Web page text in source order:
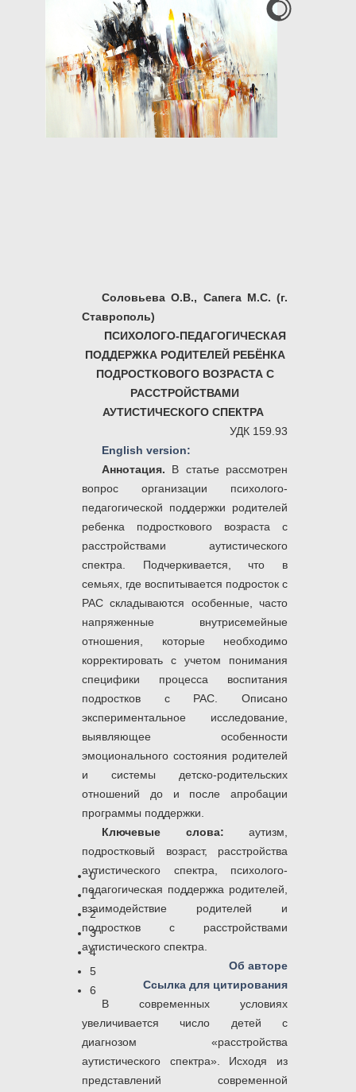
0
1
2
3
4
5
6
Соловьева О.В., Сапега М.С. (г.
Ставрополь)
ПСИХОЛОГО-ПЕДАГОГИЧЕСКАЯ
ПОДДЕРЖКА РОДИТЕЛЕЙ РЕБЁНКА
ПОДРОСТКОВОГО ВОЗРАСТА С
РАССТРОЙСТВАМИ
АУТИСТИЧЕСКОГО СПЕКТРА
УДК 159.93
English version:
Аннотация. В статье рассмотрен
вопрос организации психолого-
педагогической поддержки родителей
ребенка подросткового возраста с
расстройствами аутистического
спектра. Подчеркивается, что в
семьях, где воспитывается подросток с
РАС складываются особенные, часто
напряженные внутрисемейные
отношения, которые необходимо
корректировать с учетом понимания
специфики процесса воспитания
подростков с РАС. Описано
экспериментальное исследование,
выявляющее особенности
эмоционального состояния родителей
и системы детско-родительских
отношений до и после апробации
программы поддержки.
Ключевые слова: аутизм,
подростковый возраст, расстройства
аутистического спектра, психолого-
педагогическая поддержка родителей,
взаимодействие родителей и
подростков с расстройствами
аутистического спектра.
Об авторе
Ссылка для цитирования
В современных условиях
увеличивается число детей с
диагнозом «расстройства
аутистического спектра». Исходя из
представлений современной